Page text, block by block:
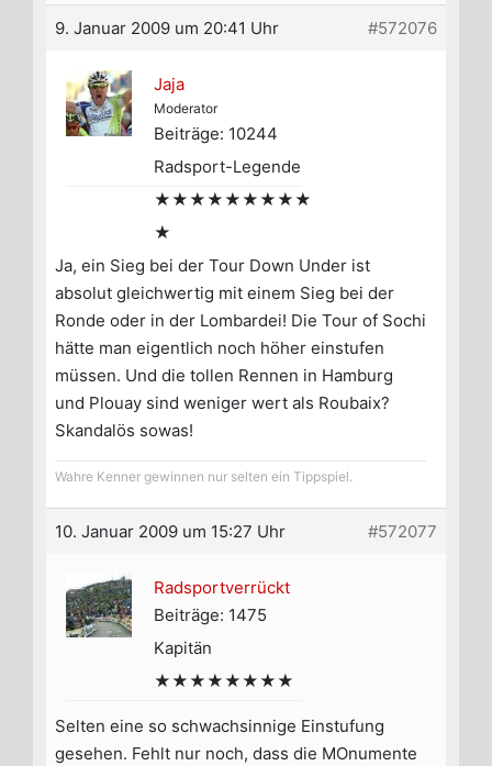
9. Januar 2009 um 20:41 Uhr #572076
Jaja
Moderator
Beiträge: 10244
Radsport-Legende
★★★★★★★★★
★
Ja, ein Sieg bei der Tour Down Under ist
absolut gleichwertig mit einem Sieg bei der
Ronde oder in der Lombardei! Die Tour of Sochi
hätte man eigentlich noch höher einstufen
müssen. Und die tollen Rennen in Hamburg
und Plouay sind weniger wert als Roubaix?
Skandalös sowas!
Wahre Kenner gewinnen nur selten ein Tippspiel.
10. Januar 2009 um 15:27 Uhr #572077
Radsportverrückt
Beiträge: 1475
Kapitän
★★★★★★★★
Selten eine so schwachsinnige Einstufung
gesehen. Fehlt nur noch, dass die MOnumente